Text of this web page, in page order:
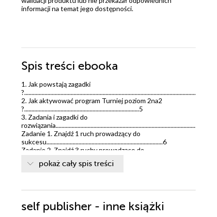
informacji na temat jego dostępności.
Spis treści ebooka
1. Jak powstają zagadki
?...............................................................................................................................4
2. Jak aktywować program Turniej poziom 2na2
?...............................................................................5
3. Zadania i zagadki do
rozwiązania..........................................................................................................6
Zadanie 1. Znajdź 1 ruch prowadzący do
sukcesu................................................................................6
Zadanie 2. Znajdź 3 ruchy prowadzące do
Zadanie 3. Znajdź 3 ruchy prowadzące do
sukcesu.............................................................................19
sukcesu............................................................................23
pokaż cały spis treści
self publisher - inne książki